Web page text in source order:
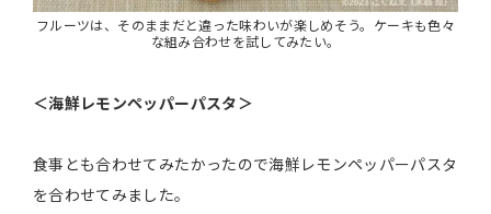
フルーツは、そのままだと違った味わいが楽しめそう。ケーキも色々
な組み合わせを試してみたい。
＜海鮮レモンペッパーパスタ＞
食事とも合わせてみたかったので海鮮レモンペッパーパスタ
を合わせてみました。